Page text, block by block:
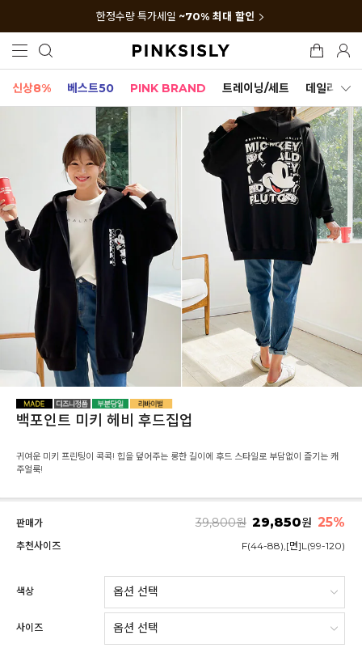
한정수량 특가세일 ~70% 최대 할인
신상8% 베스트50 PINK BRAND 트레이닝/세트 데일리세트
백포인트 미키 헤비 후드집업
귀여운 미키 프린팅이 콕콕! 힙을 덮어주는 롱한 길이에 후드 스타일로 부담없이 즐기는 캐
주얼룩!
판매가 39,800원 29,850원 25%
추천사이즈 F(44-88),[면]L(99-120)
색상
사이즈